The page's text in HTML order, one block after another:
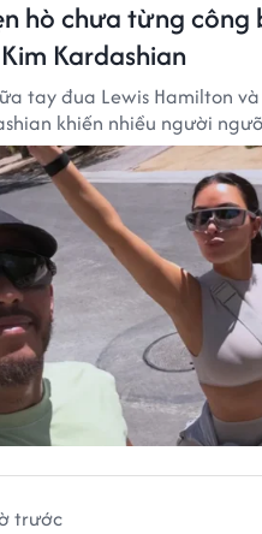
hò chưa từng công
Kardashian
tay đua Lewis Hamilton
khiến nhiều người
trước